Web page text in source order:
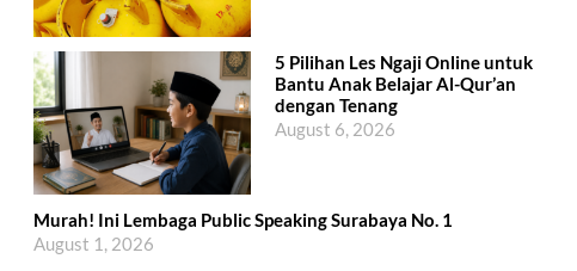
5 Pilihan Les Ngaji Online untuk
Bantu Anak Belajar Al-Qur’an
dengan Tenang
August 6, 2026
Murah! Ini Lembaga Public Speaking Surabaya No. 1
August 1, 2026